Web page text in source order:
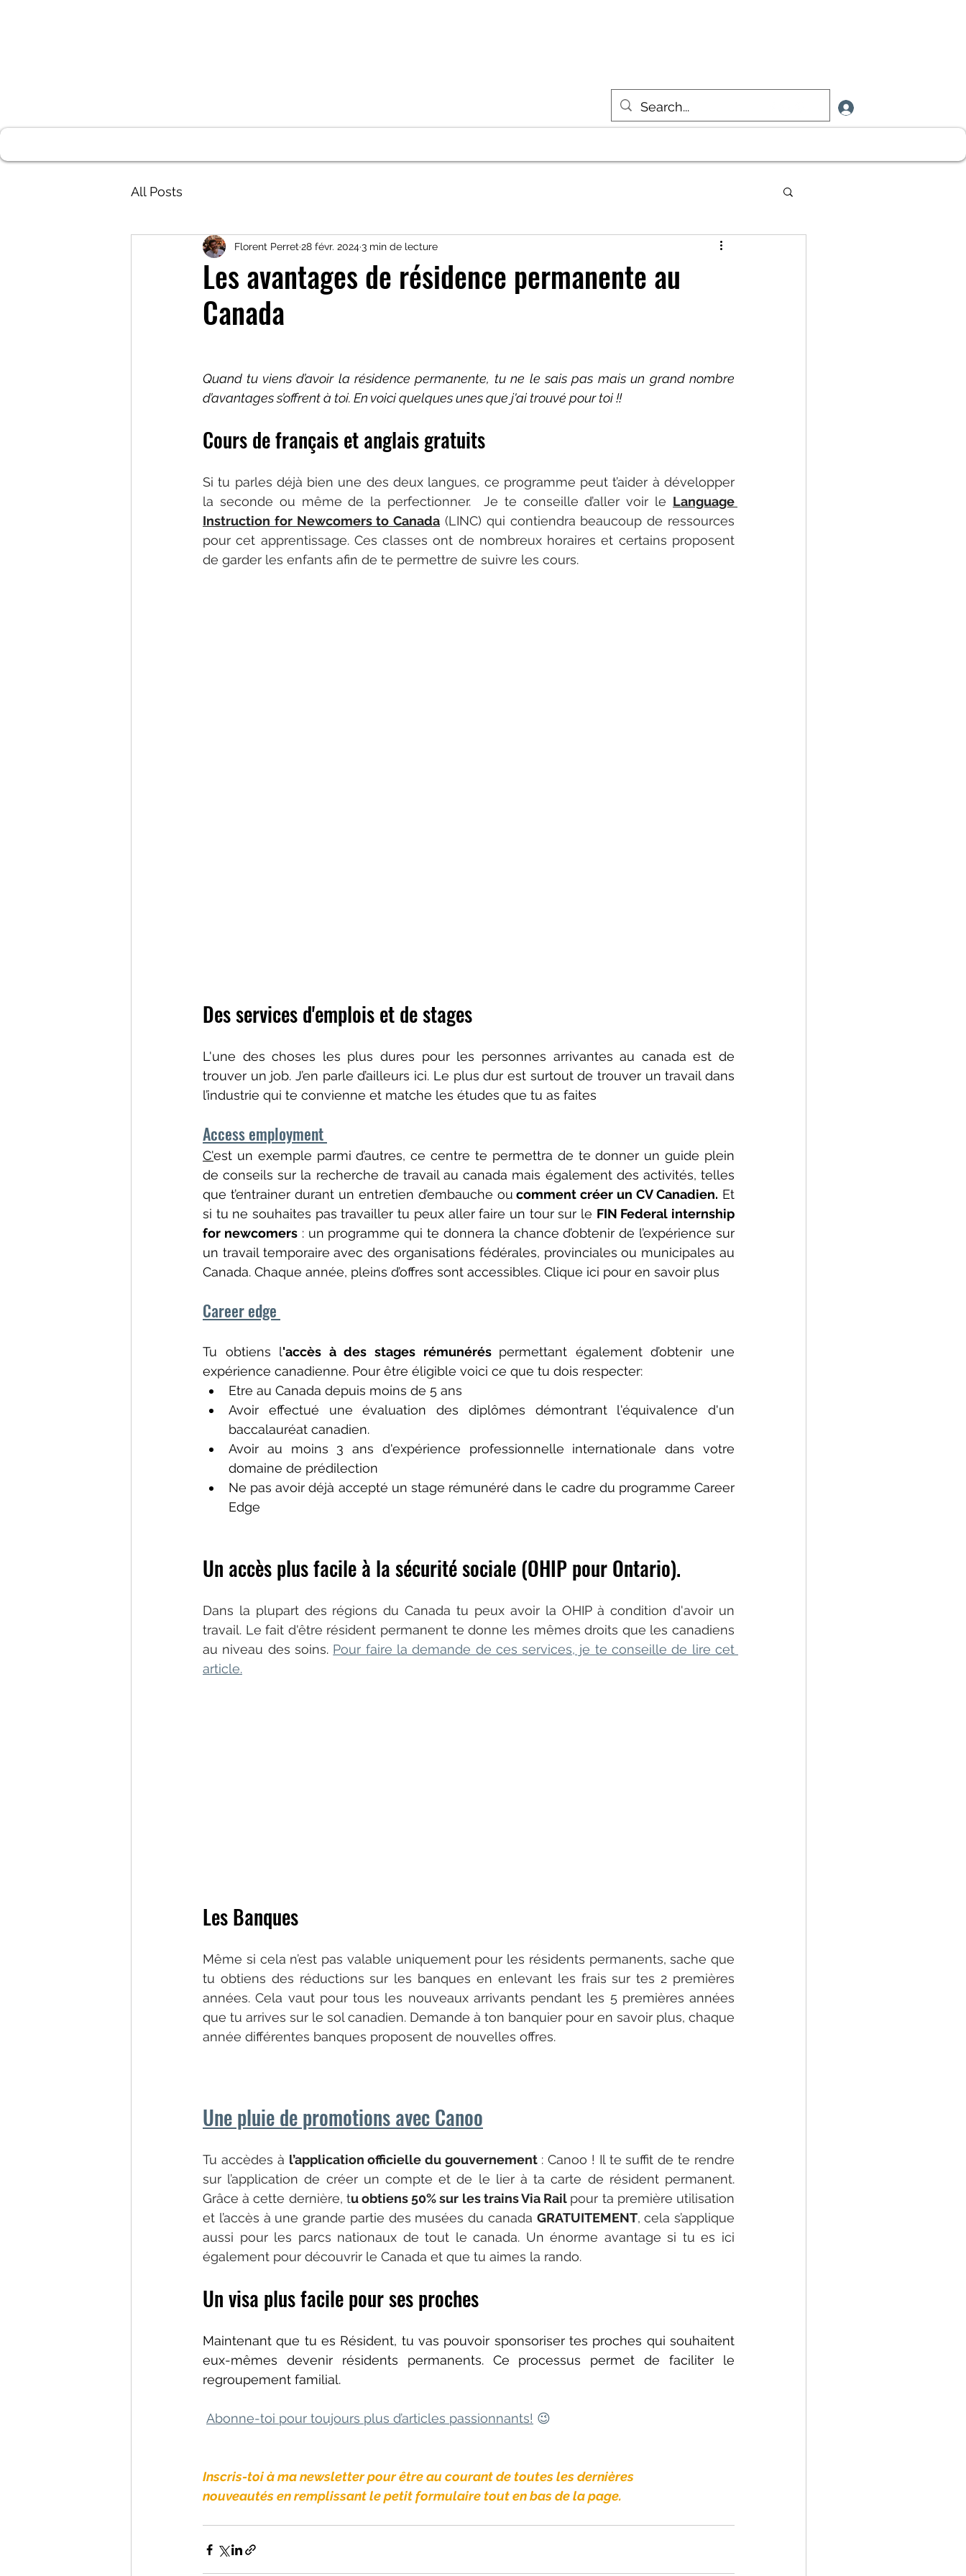
All Posts
Les avantages de résidence permanente au
Canada
Florent Perret 28 févr. 20243 min de lecture
Quand tu viens d’avoir la résidence permanente, tu ne le sais pas mais un grand nombre
d’avantages s’offrent à toi. En voici quelques unes que j'ai trouvé pour toi !!
Cours de français et anglais gratuits
Si tu parles déjà bien une des deux langues, ce programme peut t’aider à développer
la seconde ou même de la perfectionner.  Je te conseille d’aller voir le Language
Instruction for Newcomers to Canada (LINC) qui contiendra beaucoup de ressources
pour cet apprentissage. Ces classes ont de nombreux horaires et certains proposent
de garder les enfants afin de te permettre de suivre les cours.
Des services d'emplois et de stages
L'une des choses les plus dures pour les personnes arrivantes au canada est de
trouver un job. J’en parle d’ailleurs ici. Le plus dur est surtout de trouver un travail dans
l’industrie qui te convienne et matche les études que tu as faites
Access employment
C'est un exemple parmi d’autres, ce centre te permettra de te donner un guide plein
de conseils sur la recherche de travail au canada mais également des activités, telles
que t’entrainer durant un entretien d’embauche ou comment créer un CV Canadien. Et
si tu ne souhaites pas travailler tu peux aller faire un tour sur le FIN Federal internship
for newcomers : un programme qui te donnera la chance d’obtenir de l’expérience sur
un travail temporaire avec des organisations fédérales, provinciales ou municipales au
Canada. Chaque année, pleins d’offres sont accessibles. Clique ici pour en savoir plus
Career edge
Tu obtiens l'accès à des stages rémunérés permettant également d’obtenir une
expérience canadienne. Pour être éligible voici ce que tu dois respecter:
Etre au Canada depuis moins de 5 ans
Avoir effectué une évaluation des diplômes démontrant l'équivalence d'un
baccalauréat canadien.
Avoir au moins 3 ans d'expérience professionnelle internationale dans votre
domaine de prédilection
Ne pas avoir déjà accepté un stage rémunéré dans le cadre du programme Career
Edge
Un accès plus facile à la sécurité sociale (OHIP pour Ontario).
Dans la plupart des régions du Canada tu peux avoir la OHIP à condition d'avoir un
travail. Le fait d'être résident permanent te donne les mêmes droits que les canadiens
au niveau des soins. Pour faire la demande de ces services, je te conseille de lire cet
article.
Les Banques
Même si cela n’est pas valable uniquement pour les résidents permanents, sache que
tu obtiens des réductions sur les banques en enlevant les frais sur tes 2 premières
années. Cela vaut pour tous les nouveaux arrivants pendant les 5 premières années
que tu arrives sur le sol canadien. Demande à ton banquier pour en savoir plus, chaque
année différentes banques proposent de nouvelles offres.
Une pluie de promotions avec Canoo
Tu accèdes à l’application officielle du gouvernement : Canoo ! Il te suffit de te rendre
sur l’application de créer un compte et de le lier à ta carte de résident permanent.
Grâce à cette dernière, tu obtiens 50% sur les trains Via Rail pour ta première utilisation
et l’accès à une grande partie des musées du canada GRATUITEMENT, cela s’applique
aussi pour les parcs nationaux de tout le canada. Un énorme avantage si tu es ici
également pour découvrir le Canada et que tu aimes la rando.
Un visa plus facile pour ses proches
Maintenant que tu es Résident, tu vas pouvoir sponsoriser tes proches qui souhaitent
eux-mêmes devenir résidents permanents. Ce processus permet de faciliter le
regroupement familial.
Abonne-toi pour toujours plus d’articles passionnants! 😉
Inscris-toi à ma newsletter pour être au courant de toutes les dernières
nouveautés en remplissant le petit formulaire tout en bas de la page.